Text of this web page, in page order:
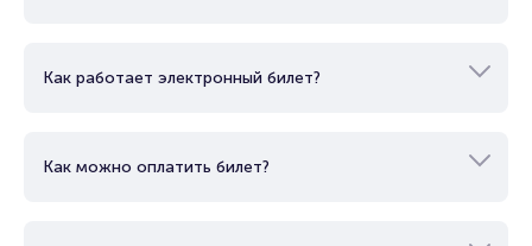
Как работает электронный билет?
Как можно оплатить билет?